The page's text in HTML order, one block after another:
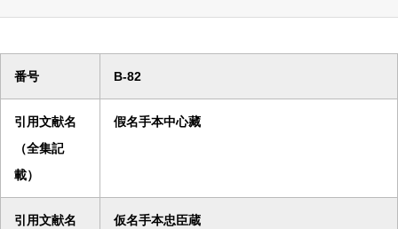
番号 B-82
引用文献名
（全集記
載）
假名手本中心藏
引用文献名 仮名手本忠臣蔵